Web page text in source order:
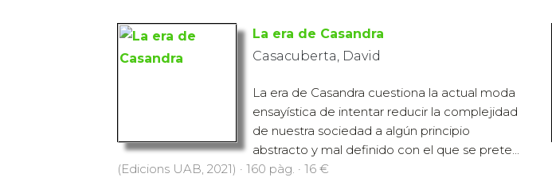
La era de Casandra
Casacuberta, David
La era de Casandra cuestiona la actual moda
ensayística de intentar reducir la complejidad
de nuestra sociedad a algún principio
abstracto y mal definido con el que se prete...
(Edicions UAB, 2021) · 160 pàg. · 16 €